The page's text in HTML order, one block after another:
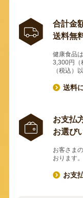
合計金
送料無
健康食品
3,300円（
（税込）
送料
お支払
お選び
お客さま
おります。
お支